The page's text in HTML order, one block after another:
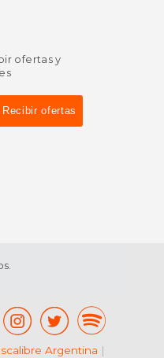
ofertas y
Argentina |